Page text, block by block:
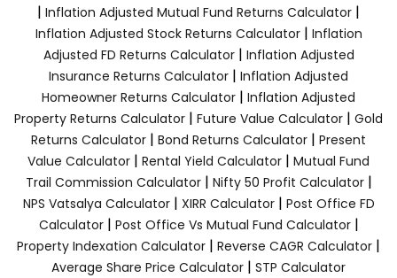
| Inflation Adjusted Mutual Fund Returns Calculator |
Inflation Adjusted Stock Returns Calculator| Inflation
Adjusted FD Returns Calculator| Inflation Adjusted
Insurance Returns Calculator | Inflation Adjusted
Homeowner Returns Calculator | Inflation Adjusted
Property Returns Calculator | Future Value Calculator | Gold
Returns Calculator | Bond Returns Calculator | Present
Value Calculator | Rental Yield Calculator | Mutual Fund
Trail Commission Calculator| Nifty 50 Profit Calculator|
NPS Vatsalya Calculator| XIRR Calculator| Post Office FD
Calculator| Post Office Vs Mutual Fund Calculator|
Property Indexation Calculator | Reverse CAGR Calculator |
Average Share Price Calculator | STP Calculator